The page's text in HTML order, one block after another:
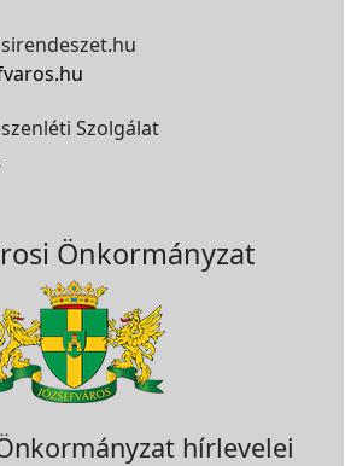
Szolgálat
Önkormányzat
hírlevelei